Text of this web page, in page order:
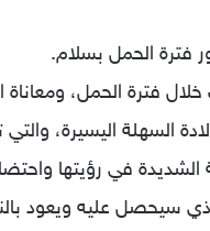
فترة الحمل بسلام.
فترة الحمل، ومعاناة
السهلة اليسيرة، والتي
الشديدة في رؤيتها
سيحصل عليه ويعود